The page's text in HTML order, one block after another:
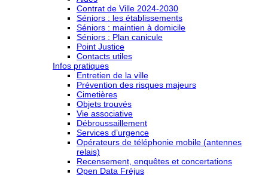
Contrat de Ville 2024-2030
Séniors : les établissements
Séniors : maintien à domicile
Séniors : Plan canicule
Point Justice
Contacts utiles
Infos pratiques
Entretien de la ville
Prévention des risques majeurs
Cimetières
Objets trouvés
Vie associative
Débroussaillement
Services d’urgence
Opérateurs de téléphonie mobile (antennes
relais)
Recensement, enquêtes et concertations
Open Data Fréjus